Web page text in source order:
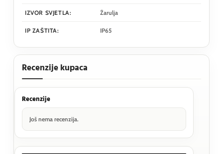
IZVOR SVJETLA: Žarulja
IP ZAŠTITA: IP65
Recenzije kupaca
Recenzije
Još nema recenzija.